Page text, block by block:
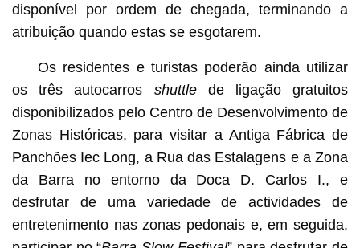
disponível por ordem de chegada, terminando a
atribuição quando estas se esgotarem.
Os residentes e turistas poderão ainda utilizar
os três autocarros shuttlede ligação gratuitos
disponibilizados pelo Centro de Desenvolvimento de
Zonas Históricas, para visitar a Antiga Fábrica de
Panchões Iec Long, a Rua das Estalagens e a Zona
da Barra no entorno da Doca D. Carlos I., e
desfrutar de uma variedade de actividades de
entretenimento nas zonas pedonais e, em seguida,